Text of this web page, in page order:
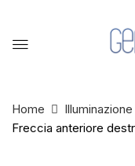
Home Illuminazione
Freccia anteriore